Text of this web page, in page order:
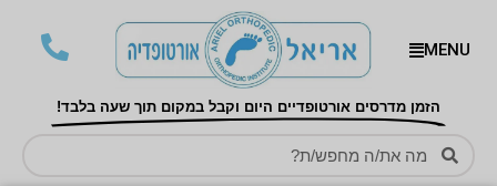
MENU
הזמן מדרסים אורטופדיים היום וקבל במקום תוך שעה בלבד!